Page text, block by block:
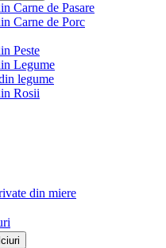
Carne de Pasare
Carne de Porc
Peste
Legume
legume
Rosii
din miere